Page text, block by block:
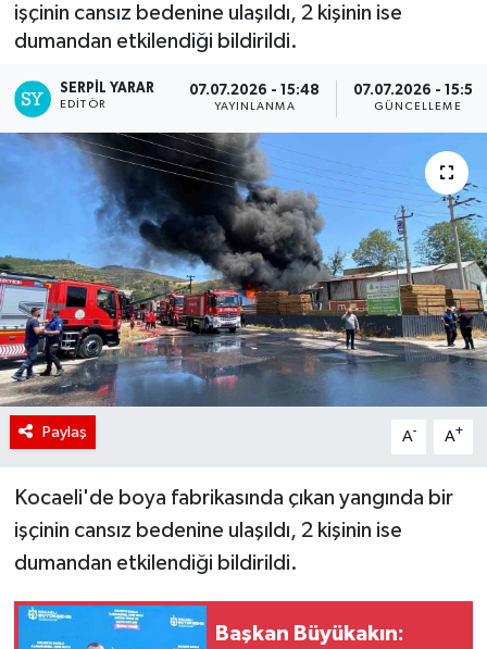
işçinin cansız bedenine ulaşıldı, 2 kişinin ise
dumandan etkilendiği bildirildi.
SERPİL YARAR
EDITÖR
07.07.2026 - 15:48
YAYINLANMA
07.07.2026 - 15:55
GÜNCELLEME
Paylaş A- A+
Kocaeli'de boya fabrikasında çıkan yangında bir
işçinin cansız bedenine ulaşıldı, 2 kişinin ise
dumandan etkilendiği bildirildi.
Başkan Büyükakın: